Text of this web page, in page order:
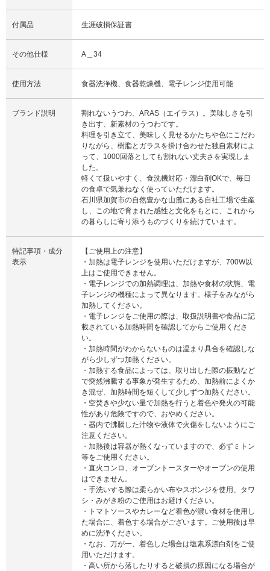
付属品 生涯破損保証書
その他仕様 A＿34
使用方法 食器洗浄機、食器乾燥機、電子レンジ使用可能
ブランド説明
割れないうつわ、ARAS（エイラス）。美味しさを引
き出す、新素材のうつわです。
料理を引き立て、美味しく見せるかたちや色にこだわ
りながら、樹脂とガラスを掛け合わせた独自素材によ
って、1000回落としても割れない丈夫さを実現しま
した。
軽くて扱いやすく、食洗機対応・漂白剤OKで、毎日
の食卓で気兼ねなく使っていただけます。
石川県加賀市の自然豊かな山麓にある自社工場で生産
し、この地で育まれた感性と文化をもとに、これから
の暮らしに寄り添うものづくりを続けています。
特記事項・成分
表示
【ご使用上の注意】
・加熱は電子レンジを使用いただけますが、700W以
上はご使用できません。
・電子レンジでの加熱調理は、加熱や食材の状態、電
子レンジの機種によって異なります。様子をみながら
加熱してください。
・電子レンジをご使用の際は、取扱説明書や食品に記
載されている加熱時間を確認してからご使用くださ
い。
・加熱時間がわからないものは温まり具合を確認しな
がら少しずつ加熱ください。
・加熱する食品によっては、取り出した際の振動など
で突然沸騰する事象が発生するため、加熱前によくか
き混ぜ、加熱時間を短くして少しずつ加熱ください。
・空焚きや少ない量で加熱を行うと着色や発火の可能
性があり危険ですので、おやめください。
・器内で沸騰した汁物や液体で火傷をしないようにご
注意ください。
・加熱後は容器が熱くなっていますので、必ずミトン
等をご使用ください。
・直火コンロ、オーブントースターやオーブンの使用
はできません。
・手洗いする際は柔らかい布やスポンジを使用、タワ
シ・みがき粉のご使用はお避けください。
・トマトソースやカレーなど着色が濃い食材を使用し
た場合に、着色する場合がございます。ご使用後は早
めに洗浄ください。
・なお、万が一、着色した場合は塩素系漂白剤をご使
用いただけます。
・高い所から落したりすると破損の原因になる場合が